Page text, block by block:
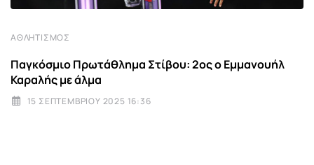
ΑΘΛΗΤΙΣΜΌΣ
Παγκόσμιο Πρωτάθλημα Στίβου: 2ος ο Εμμανουήλ
Καραλής με άλμα
15 ΣΕΠΤΕΜΒΡΊΟΥ 2025 16:36